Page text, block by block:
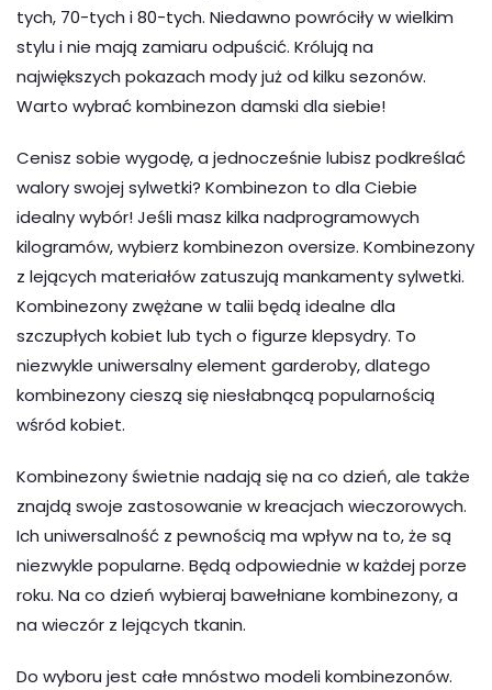
tych, 70-tych i 80-tych. Niedawno powróciły w wielkim
stylu i nie mają zamiaru odpuścić. Królują na
największych pokazach mody już od kilku sezonów.
Warto wybrać kombinezon damski dla siebie!
Cenisz sobie wygodę, a jednocześnie lubisz podkreślać
walory swojej sylwetki? Kombinezon to dla Ciebie
idealny wybór! Jeśli masz kilka nadprogramowych
kilogramów, wybierz kombinezon oversize. Kombinezony
z lejących materiałów zatuszują mankamenty sylwetki.
Kombinezony zwężane w talii będą idealne dla
szczupłych kobiet lub tych o figurze klepsydry. To
niezwykle uniwersalny element garderoby, dlatego
kombinezony cieszą się niesłabnącą popularnością
wśród kobiet.
Kombinezony świetnie nadają się na co dzień, ale także
znajdą swoje zastosowanie w kreacjach wieczorowych.
Ich uniwersalność z pewnością ma wpływ na to, że są
niezwykle popularne. Będą odpowiednie w każdej porze
roku. Na co dzień wybieraj bawełniane kombinezony, a
na wieczór z lejących tkanin.
Do wyboru jest całe mnóstwo modeli kombinezonów.